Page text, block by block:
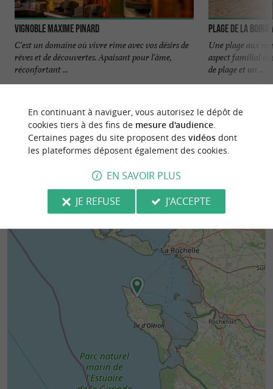
Vignoble Maxime Pinard
C'est un domaine où vivre rime avec vos désirs de
rêves et de découvertes. Apaisant pour l'âme,
réconfortant ...
Plage de la
Une plage aux
aspect familial
de plage et un ...
En continuant à naviguer, vous autorisez le dépôt de
cookies tiers à des fins de mesure d'audience.
Certaines pages du site proposent des vidéosdont
les plateformes déposent également des cookies.
EN SAVOIR PLUS
JE REFUSE
J'ACCEPTE